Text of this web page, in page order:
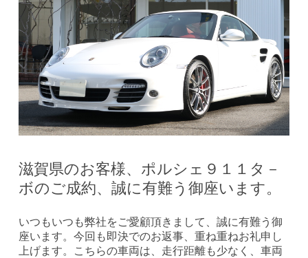
滋賀県のお客様、ポルシェ９１１タ－
ボのご成約、誠に有難う御座います。
いつもいつも弊社をご愛顧頂きまして、誠に有難う御
座います。今回も即決でのお返事、重ね重ねお礼申し
上げます。こちらの車両は、走行距離も少なく、車両